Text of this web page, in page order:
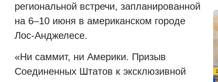
региональной встречи, запланированной
на 6–10 июня в американском городе
Лос-Анджелесе.
«Ни саммит, ни Америки. Призыв
Соединенных Штатов к эксклюзивной